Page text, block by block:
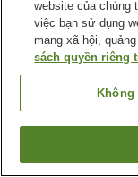
Tiện nghi chỗ
Bãi đỗ xe
Spa / Salon
Trang chủ Nhật Bản
Hotel Okunakayama
website của chúng
việc bạn sử dụng
mạng xã hội,
sách quyền riêng